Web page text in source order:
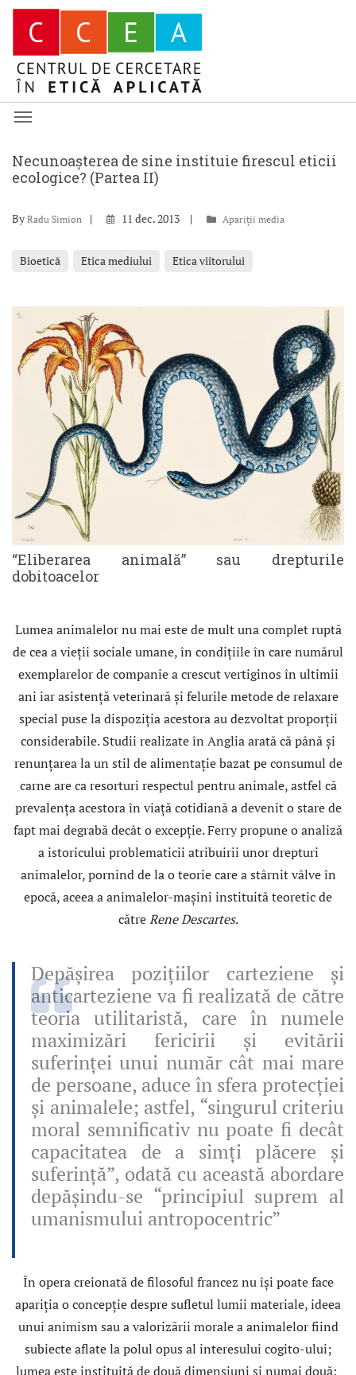
Necunoașterea de sine instituie firescul eticii
ecologice? (Partea II)
By Radu Simion 11 dec. 2013 Apariții media
Bioetică Etica mediului Etica viitorului
“Eliberarea animală” sau drepturile
dobitoacelor
Lumea animalelor nu mai este de mult una complet ruptă
de cea a vieţii sociale umane, în condiţiile în care numărul
exemplarelor de companie a crescut vertiginos în ultimii
ani iar asistenţă veterinară şi felurile metode de relaxare
special puse la dispoziţia acestora au dezvoltat proporţii
considerabile. Studii realizate în Anglia arată că până şi
renunţarea la un stil de alimentaţie bazat pe consumul de
carne are ca resorturi respectul pentru animale, astfel că
prevalenţa acestora în viaţă cotidiană a devenit o stare de
fapt mai degrabă decât o excepţie. Ferry propune o analiză
a istoricului problematicii atribuirii unor drepturi
animalelor, pornind de la o teorie care a stârnit vâlve în
epocă, aceea a animalelor-maşini instituită teoretic de
cătreRene Descartes.
Depăşirea poziţiilor carteziene şi
anticarteziene va fi realizată de către
teoria utilitaristă, care în numele
maximizări fericirii şi evitării
suferinţei unui număr cât mai mare
de persoane, aduce în sfera protecţiei
şi animalele; astfel, “singurul criteriu
moral semnificativ nu poate fi decât
capacitatea de a simţi plăcere şi
suferinţă”, odată cu această abordare
depăşindu-se “principiul suprem al
umanismului antropocentric”
În opera creionată de filosoful francez nu îşi poate face
apariţia o concepţie despre sufletul lumii materiale, ideea
unui animism sau a valorizării morale a animalelor fiind
subiecte aflate la polul opus al interesului cogito-ului;
lumea este instituită de două dimensiuni şi numai două: